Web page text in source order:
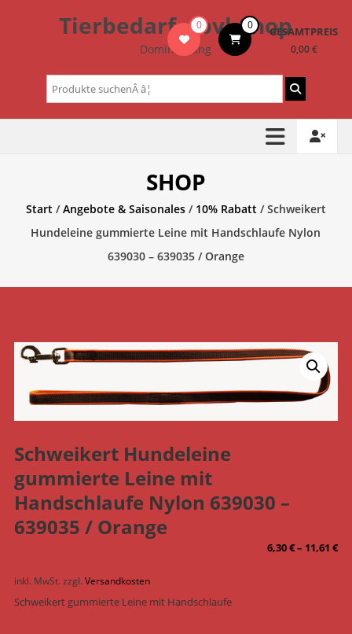
Tierbedarf – bvl-Shop
Dominik Lang
0 0 GESAMTPREIS
0,00 €
Suchen
nach:
SHOP
Start/Angebote & Saisonales/ 10% Rabatt/ Schweikert
Hundeleine gummierte Leine mit Handschlaufe Nylon
639030 – 639035 / Orange
Schweikert Hundeleine
gummierte Leine mit
Handschlaufe Nylon 639030 –
639035 / Orange
6,30€– 11,61€
inkl. MwSt.zzgl.Versandkosten
Schweikert gummierte Leine mit Handschlaufe